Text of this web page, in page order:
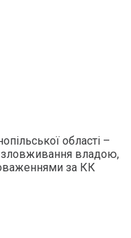
області –
зловживання владою,
за КК